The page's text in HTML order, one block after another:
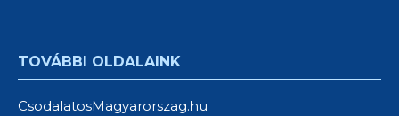
TOVÁBBI OLDALAINK
CsodalatosMagyarorszag.hu